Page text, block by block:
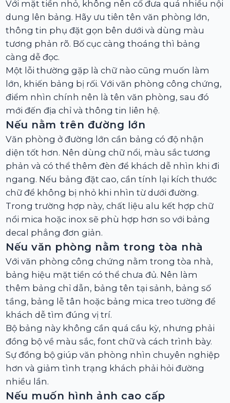
Với mặt tiền nhỏ, không nên cố đưa quá nhiều nội
dung lên bảng. Hãy ưu tiên tên văn phòng lớn,
thông tin phụ đặt gọn bên dưới và dùng màu
tương phản rõ. Bố cục càng thoáng thì bảng
càng dễ đọc.
Một lỗi thường gặp là chữ nào cũng muốn làm
lớn, khiến bảng bị rối. Với văn phòng công chứng,
điểm nhìn chính nên là tên văn phòng, sau đó
mới đến địa chỉ và thông tin liên hệ.
Nếu nằm trên đường lớn
Văn phòng ở đường lớn cần bảng có độ nhận
diện tốt hơn. Nên dùng chữ nổi, màu sắc tương
phản và có thể thêm đèn để khách dễ nhìn khi đi
ngang. Nếu bảng đặt cao, cần tính lại kích thước
chữ để không bị nhỏ khi nhìn từ dưới đường.
Trong trường hợp này, chất liệu alu kết hợp chữ
nổi mica hoặc inox sẽ phù hợp hơn so với bảng
decal phẳng đơn giản.
Nếu văn phòng nằm trong tòa nhà
Với văn phòng công chứng nằm trong tòa nhà,
bảng hiệu mặt tiền có thể chưa đủ. Nên làm
thêm bảng chỉ dẫn, bảng tên tại sảnh, bảng số
tầng, bảng lễ tân hoặc bảng mica treo tường để
khách dễ tìm đúng vị trí.
Bộ bảng này không cần quá cầu kỳ, nhưng phải
đồng bộ về màu sắc, font chữ và cách trình bày.
Sự đồng bộ giúp văn phòng nhìn chuyên nghiệp
hơn và giảm tình trạng khách phải hỏi đường
nhiều lần.
Nếu muốn hình ảnh cao cấp